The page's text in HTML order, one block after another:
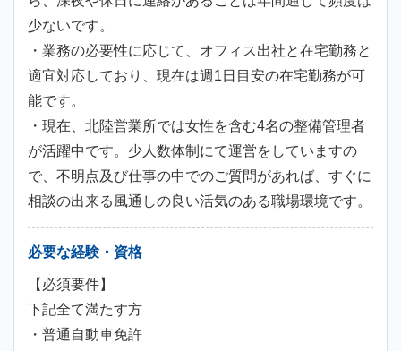
少ないです。
・業務の必要性に応じて、オフィス出社と在宅勤務と
適宜対応しており、現在は週1日目安の在宅勤務が可
能です。
・現在、北陸営業所では女性を含む4名の整備管理者
が活躍中です。少人数体制にて運営をしていますの
で、不明点及び仕事の中でのご質問があれば、すぐに
相談の出来る風通しの良い活気のある職場環境です。
必要な経験・資格
【必須要件】
下記全て満たす方
・普通自動車免許